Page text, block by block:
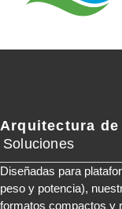
Arquitectura
Soluciones
Diseñadas para
peso y potencia),
formatos compactos y